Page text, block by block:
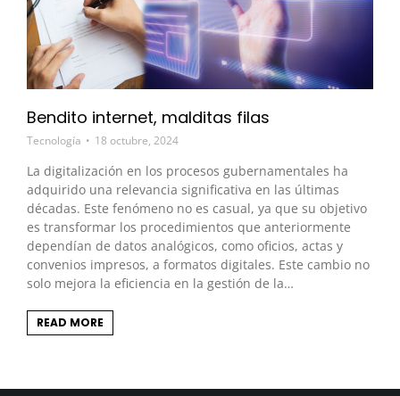
Bendito internet, malditas filas
Tecnología 18 octubre, 2024
La digitalización en los procesos gubernamentales ha
adquirido una relevancia significativa en las últimas
décadas. Este fenómeno no es casual, ya que su objetivo
es transformar los procedimientos que anteriormente
dependían de datos analógicos, como oficios, actas y
convenios impresos, a formatos digitales. Este cambio no
solo mejora la eficiencia en la gestión de la…
READ MORE